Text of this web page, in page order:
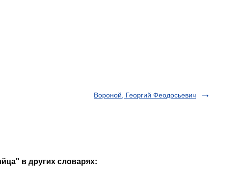
Вороной, Георгий Феодосьевич
в других словарях: